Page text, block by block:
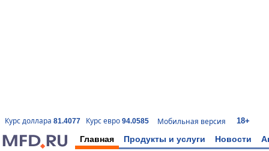
Курс доллара 81.4077 Курс евро 94.0585 Мобильная версия 18+
Главная Продукты и услуги Новости